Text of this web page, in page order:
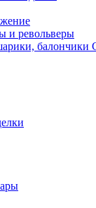
и револьверы
балончики